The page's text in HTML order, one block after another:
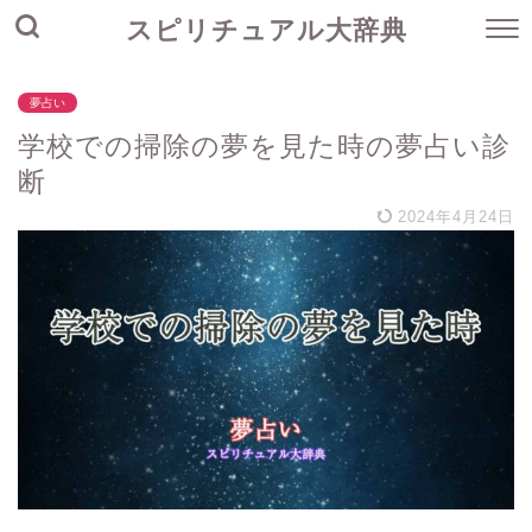
スピリチュアル大辞典
夢占い
学校での掃除の夢を見た時の夢占い診
断
2024年4月24日